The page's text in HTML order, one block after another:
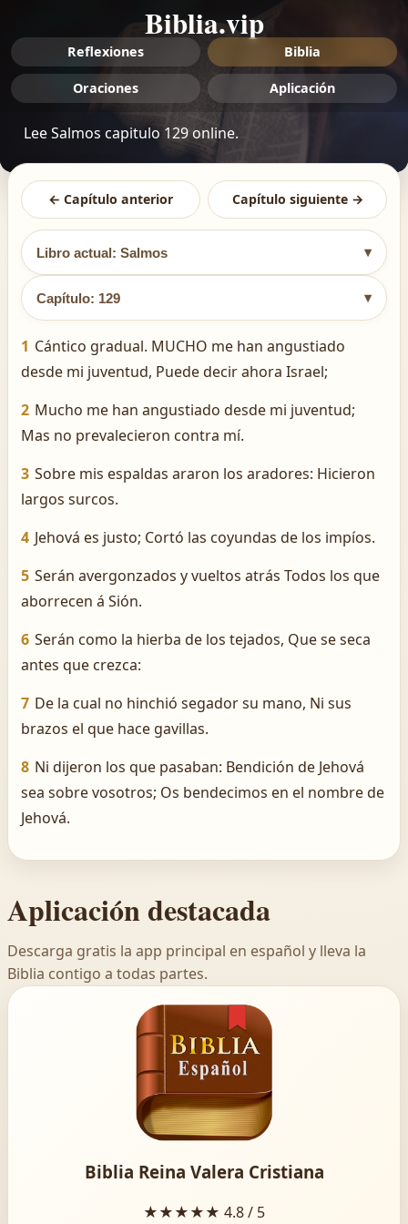
Biblia.vip
Reflexiones Biblia
Oraciones Aplicación
Lee Salmos capitulo 129 online.
← Capítulo anterior Capítulo siguiente →
Libro actual: Salmos ▾
Capítulo: 129 ▾
1 Cántico gradual. MUCHO me han angustiado
desde mi juventud, Puede decir ahora Israel;
2 Mucho me han angustiado desde mi juventud;
Mas no prevalecieron contra mí.
3 Sobre mis espaldas araron los aradores: Hicieron
largos surcos.
4 Jehová es justo; Cortó las coyundas de los impíos.
5 Serán avergonzados y vueltos atrás Todos los que
aborrecen á Sión.
6 Serán como la hierba de los tejados, Que se seca
antes que crezca:
7 De la cual no hinchió segador su mano, Ni sus
brazos el que hace gavillas.
8 Ni dijeron los que pasaban: Bendición de Jehová
sea sobre vosotros; Os bendecimos en el nombre de
Jehová.
Aplicación destacada
Descarga gratis la app principal en español y lleva la
Biblia contigo a todas partes.
Biblia Reina Valera Cristiana
★★★★★ 4.8 / 5